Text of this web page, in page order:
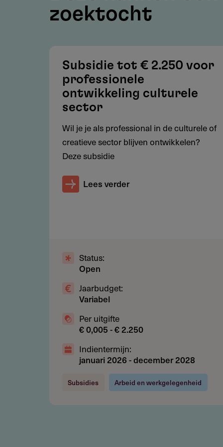
Nederland.
Voorwaarden
Welke voorwaarden gelden?
Aanvrager is een
Het traject start tussen 3
Maximaal één aanvraag per
Onderbouwing met doel,
Restricties
Wat wordt niet gesubsidieerd?
BTW
Kosten voor licenties,
Reis- en verblijfskosten
zoektocht
Subsidie tot € 2.250 voor
professionele
ontwikkeling culturele
sector
Wil je je als professional in de culturele of
creatieve sector blijven ontwikkelen?
Deze subsidie
Lees verder
Status:
Open
Jaarbudget:
Variabel
Per uitgifte
€ 0,005 - € 2.250
Indientermijn:
januari 2026-december 2028
Subsidies Arbeid en werkgelegenheid